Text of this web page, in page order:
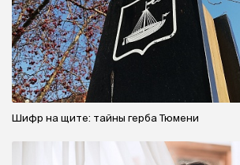
Шифр на щите: тайны герба Тюмени